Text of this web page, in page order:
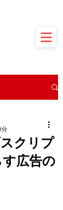
クリプ
広告の
分